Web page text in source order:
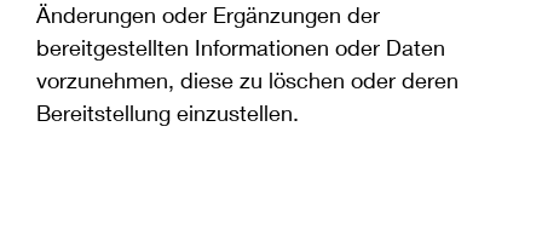
Änderungen oder Ergänzungen der
bereitgestellten Informationen oder Daten
vorzunehmen, diese zu löschen oder deren
Bereitstellung einzustellen.